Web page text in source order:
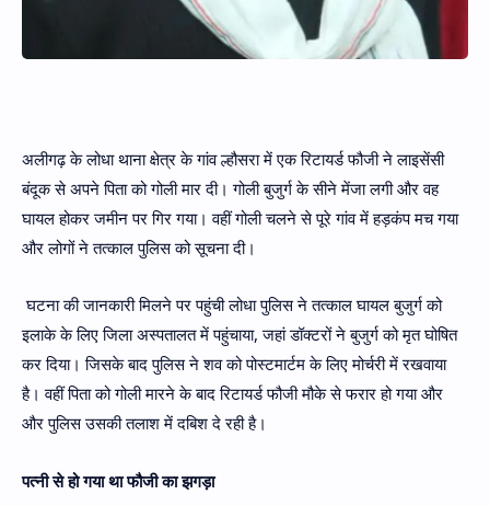
अलीगढ़ के लोधा थाना क्षेत्र के गांव ल्हौसरा में एक रिटायर्ड फौजी ने लाइसेंसी
बंदूक से अपने पिता को गोली मार दी। गोली बुजुर्ग के सीने मेंजा लगी और वह
घायल होकर जमीन पर गिर गया। वहीं गोली चलने से पूरे गांव में हड़कंप मच गया
और लोगों ने तत्काल पुलिस को सूचना दी।
घटना की जानकारी मिलने पर पहुंची लोधा पुलिस ने तत्काल घायल बुजुर्ग को
इलाके के लिए जिला अस्पतालत में पहुंचाया, जहां डॉक्टरों ने बुजुर्ग को मृत घोषित
कर दिया। जिसके बाद पुलिस ने शव को पोस्टमार्टम के लिए मोर्चरी में रखवाया
है। वहीं पिता को गोली मारने के बाद रिटायर्ड फौजी मौके से फरार हो गया और
और पुलिस उसकी तलाश में दबिश दे रही है।
पत्नी से हो गया था फौजी का झगड़ा